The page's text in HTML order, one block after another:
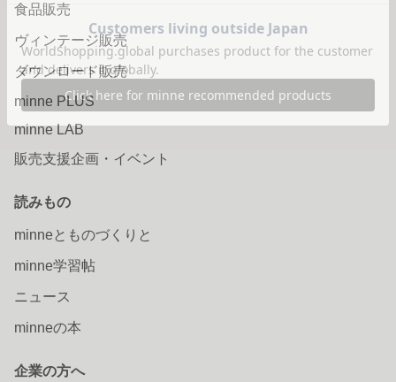
食品販売
ヴィンテージ販売
ダウンロード販売
minne PLUS
minne LAB
販売支援企画・イベント
読みもの
minneとものづくりと
minne学習帖
ニュース
minneの本
企業の方へ